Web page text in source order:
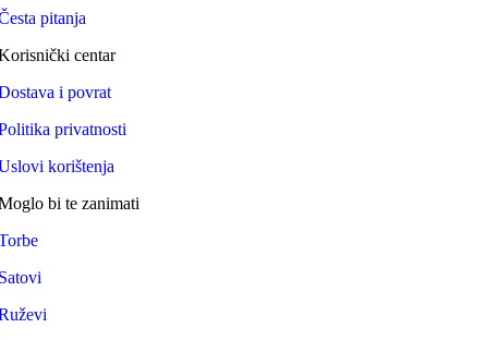
pitanja
centar
i povrat
privatnosti
korištenja
bi te zanimati